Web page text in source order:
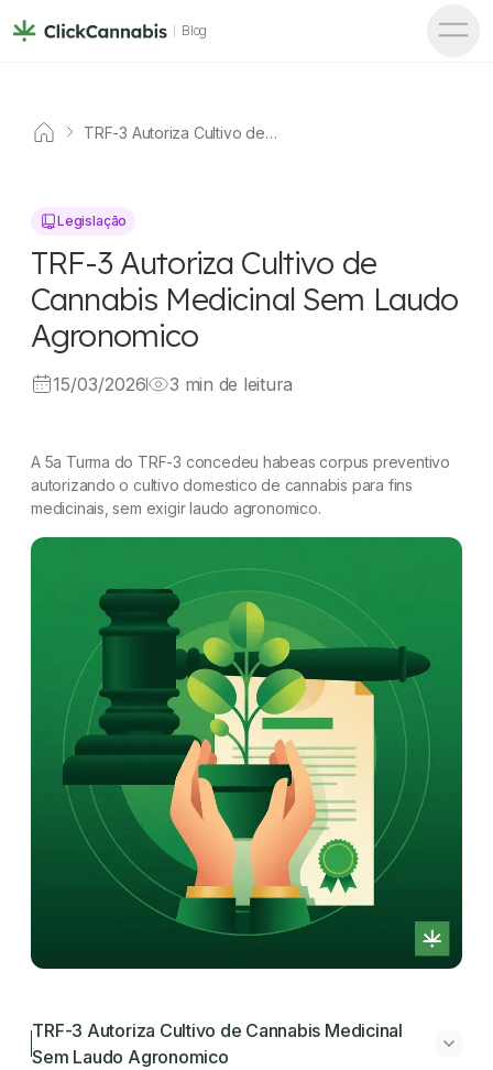
Blog
TRF-3 Autoriza Cultivo de
Legislação
TRF-3 Autoriza Cultivo de
Cannabis Medicinal Sem Laudo
Agronomico
15/03/2026 3 min de leitura
A 5a Turma do TRF-3 concedeu habeas corpus preventivo
autorizando o cultivo domestico de cannabis para fins
medicinais, sem exigir laudo agronomico.
TRF-3 Autoriza Cultivo de Cannabis Medicinal
Sem Laudo Agronomico